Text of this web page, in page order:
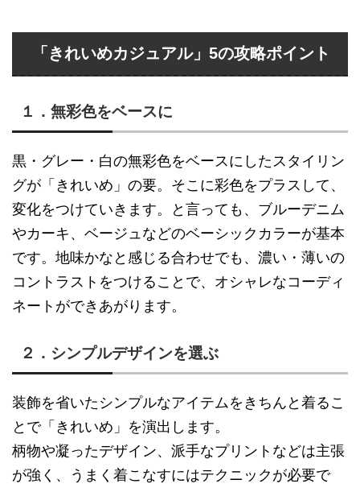
「きれいめカジュアル」5の攻略ポイント
１．無彩色をベースに
黒・グレー・白の無彩色をベースにしたスタイリン
グが「きれいめ」の要。そこに彩色をプラスして、
変化をつけていきます。と言っても、ブルーデニム
やカーキ、ベージュなどのベーシックカラーが基本
です。地味かなと感じる合わせでも、濃い・薄いの
コントラストをつけることで、オシャレなコーディ
ネートができあがります。
２．シンプルデザインを選ぶ
装飾を省いたシンプルなアイテムをきちんと着るこ
とで「きれいめ」を演出します。
柄物や凝ったデザイン、派手なプリントなどは主張
が強く、うまく着こなすにはテクニックが必要で